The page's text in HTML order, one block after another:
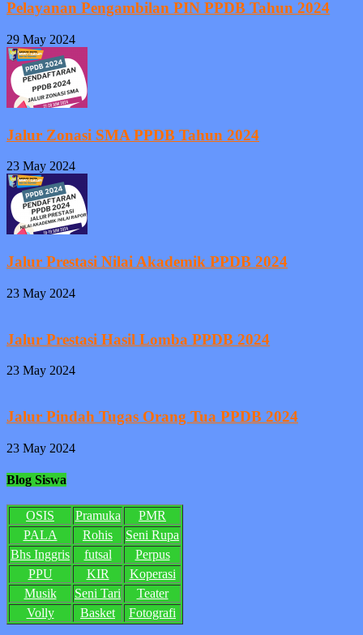
Pelayanan Pengambilan PIN PPDB Tahun 2024
29 May 2024
Jalur Zonasi SMA PPDB Tahun 2024
23 May 2024
Jalur Prestasi Nilai Akademik PPDB 2024
23 May 2024
Jalur Prestasi Hasil Lomba PPDB 2024
23 May 2024
Jalur Pindah Tugas Orang Tua PPDB 2024
23 May 2024
Blog Siswa
OSIS Pramuka
PMR
PALA
Rohis
Seni Rupa
Bhs Inggris
futsal
Perpus
PPU
KIR
Koperasi
Musik
Seni Tari
Teater
Volly
Basket Fotografi